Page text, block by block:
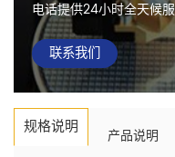
电话提供24小时全天候
联系我们
规格说明 产品说明